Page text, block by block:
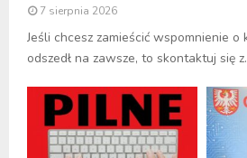
7 sierpnia 2026
Jeśli chcesz zamieścić wspomnienie o
odszedł na zawsze, to skontaktuj się